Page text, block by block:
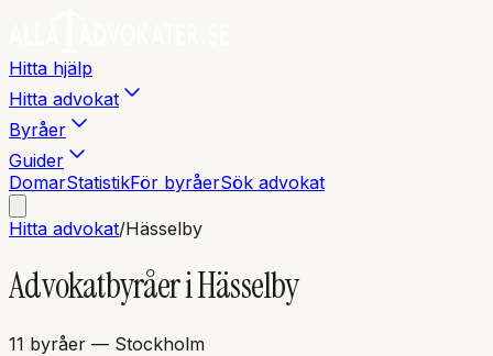
Hitta hjälp
Hitta advokat
Byråer
Guider
DomarStatistikFör byråerSök advokat
Hitta advokat/Hässelby
Advokatbyråer iHässelby
11 byråer — Stockholm